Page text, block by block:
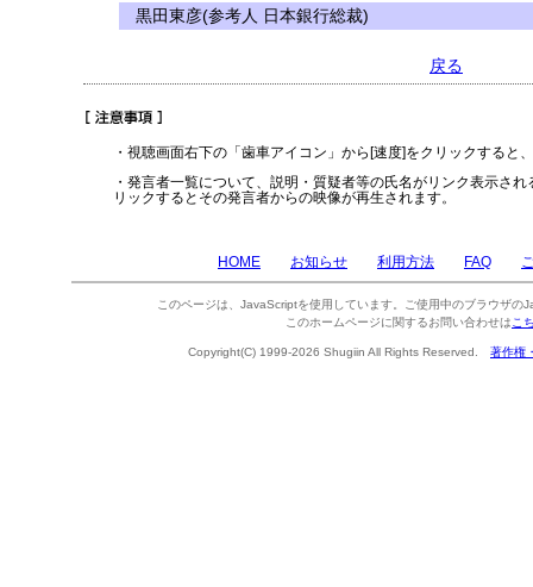
黒田東彦(参考人 日本銀行総裁)
戻る
・視聴画面右下の「歯車アイコン」から[速度]をクリックすると
・発言者一覧について、説明・質疑者等の氏名がリンク表示さ
リックするとその発言者からの映像が再生されます。
HOME お知らせ 利用方法 FAQ
このページは、JavaScriptを使用しています。ご使用中のブラウザの
このホームページに関するお問い合わせは こ
Copyright(C) 1999-2026 Shugiin All Rights Reserved. 著作権